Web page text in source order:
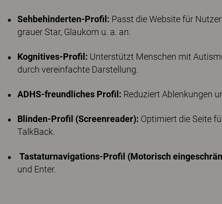
Sehbehinderten-Profil: Passt die Website für
grauer Star, Glaukom u. a. an.
Kognitives-Profil: Unterstützt Menschen mit
durch vereinfachte Darstellung.
ADHS-freundliches Profil: Reduziert Ablenkungen
Blinden-Profil (Screenreader): Optimiert die Seite
TalkBack.
Tastaturnavigations-Profil (Motorisch
und Enter.